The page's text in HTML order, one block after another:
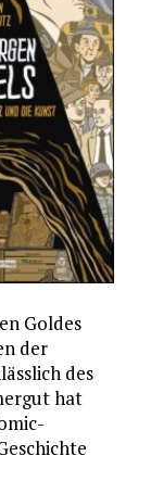
Goldes
der
des
hat